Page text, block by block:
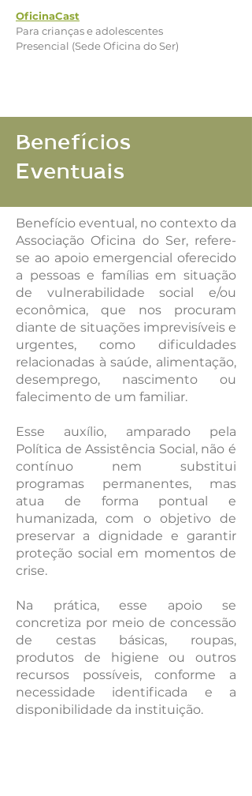
OficinaCast
Para crianças e adolescentes
Presencial (Sede Oficina do Ser)
Benefícios
Eventuais
Benefício eventual, no contexto da
Associação Oficina do Ser, refere-
se ao apoio emergencial oferecido
a pessoas e famílias em situação
de vulnerabilidade social e/ou
econômica, que nos procuram
diante de situações imprevisíveis e
urgentes, como dificuldades
relacionadas à saúde, alimentação,
desemprego, nascimento ou
falecimento de um familiar.
Esse auxílio, amparado pela
Política de Assistência Social, não é
contínuo nem substitui
programas permanentes, mas
atua de forma pontual e
humanizada, com o objetivo de
preservar a dignidade e garantir
proteção social em momentos de
crise.
Na prática, esse apoio se
concretiza por meio de concessão
de cestas básicas, roupas,
produtos de higiene ou outros
recursos possíveis, conforme a
necessidade identificada e a
disponibilidade da instituição.